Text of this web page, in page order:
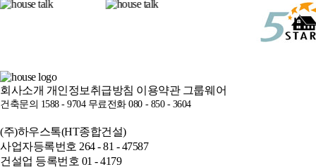
회사소개 개인정보취급방침 이용약관 그룹웨어
건축문의 1588 - 9704 무료전화 080 - 850 - 3604
(주)하우스톡(HT종합건설)
사업자등록번호 264 - 81 - 47587
건설업 등록번호 01 - 4179